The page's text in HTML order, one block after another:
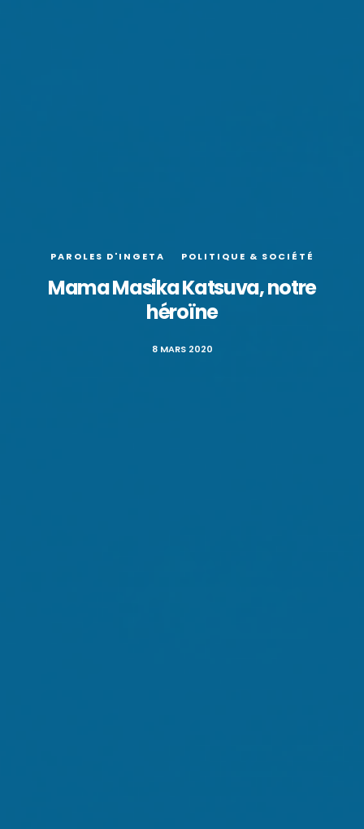
PAROLES D'INGETA POLITIQUE & SOCIÉTÉ
Mama Masika Katsuva, notre
héroïne
8 MARS 2020